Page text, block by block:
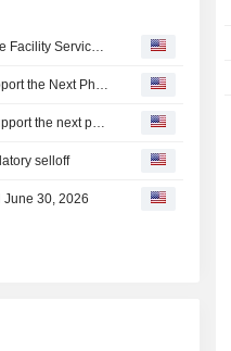
Edenred Group Unit Gets In-principle Approval for Stored Value Facility Services in UAE
Edenred and Abry Partners Forge Strategic Partnership to Support the Next Phase of Edenred Pay North America?s Development
Edenred : and Abry Partners forge a strategic partnership to support the next phase of Edenred Pay North America’s development
selloff
June 30, 2026